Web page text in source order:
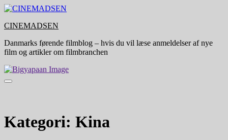
Skip
content
CINEMADSEN
Danmarks førende filmblog – hvis du vil læse anmeldelser af nye
film og artikler om filmbranchen
Kategori: Kina